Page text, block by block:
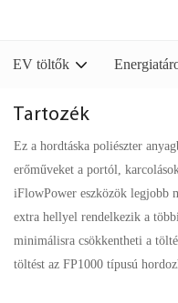
EV töltők
Tartozék
Ez a hordtáska poliészter
erőműveket a portól,
iFlowPower eszközök legjobb
extra hellyel rendelkezik a
minimálisra csökkentheti a
töltést az FP1000 típusú